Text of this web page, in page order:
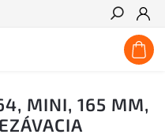
Hľadať
MINI, 165 MM,